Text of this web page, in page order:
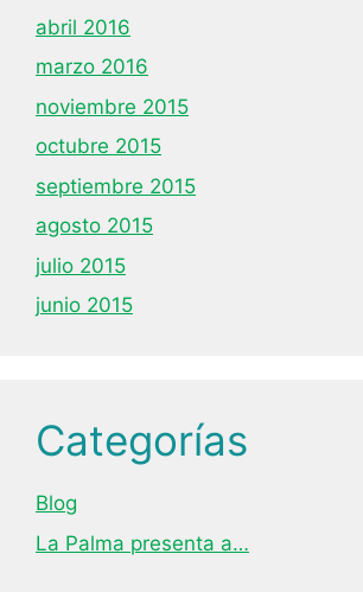
abril 2016
marzo 2016
noviembre 2015
octubre 2015
septiembre 2015
agosto 2015
julio 2015
junio 2015
Categorías
Blog
La Palma presenta a…